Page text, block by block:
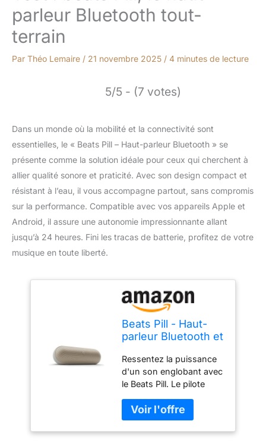
parleur Bluetooth tout-
terrain
Par Théo Lemaire / 21 novembre 2025 / 4 minutes de lecture
5/5 - (7 votes)
Dans un monde où la mobilité et la connectivité sont
essentielles, le « Beats Pill – Haut-parleur Bluetooth » se
présente comme la solution idéale pour ceux qui cherchent à
allier qualité sonore et praticité. Avec son design compact et
résistant à l’eau, il vous accompagne partout, sans compromis
sur la performance. Compatible avec vos appareils Apple et
Android, il assure une autonomie impressionnante allant
jusqu’à 24 heures. Fini les tracas de batterie, profitez de votre
musique en toute liberté.
Beats Pill - Haut-
parleur Bluetooth et
avec câble USB-C -
Jusqu'à 24 heures
d'autonomie -
Résistance à l'eau
IP67 - Compatible
Apple et Android -
Champagne
Ressentez la puissance
d'un son englobant avec
le Beats Pill. Le pilote
vibrer avec précision 90
% de masse d'air en
plus, surprenant des